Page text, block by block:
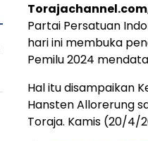
Partai Persatuan
hari ini membuka
Pemilu 2024
Hal itu disampaikan
Hansten Allorerung
Toraja. Kamis (20/4/